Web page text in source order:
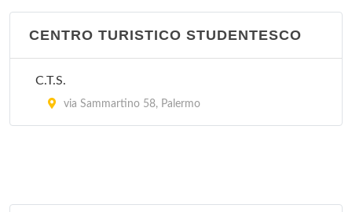
Stazione Carabinieri Borgo Nuovo
CENTRO TURISTICO STUDENTESCO
C.T.S.
via Sammartino 58, Palermo